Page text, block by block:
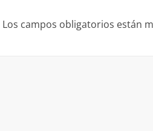
Los campos obligatorios están